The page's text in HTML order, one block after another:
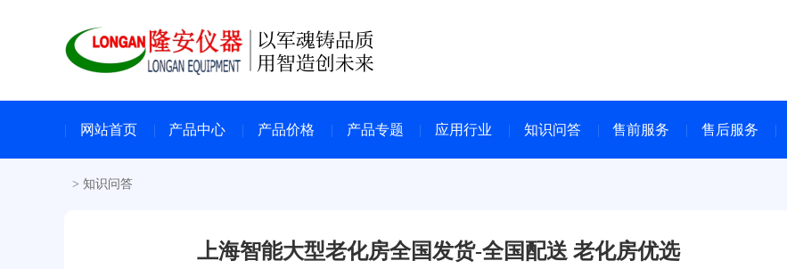
网站首页 产品中心 产品价格 产品专题 应用行业 知识问答 售前服务 售后服务
> 知识问答
上海智能大型老化房全国发货-全国配送 老化房优选